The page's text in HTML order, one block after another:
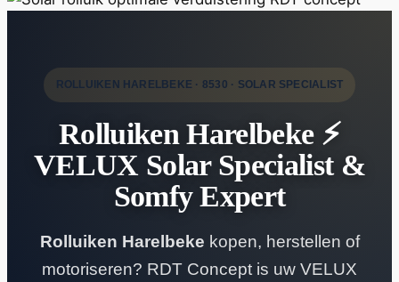
ROLLUIKEN HARELBEKE · 8530 · SOLAR SPECIALIST
Rolluiken Harelbeke ⚡
VELUX Solar Specialist &
Somfy Expert
Rolluiken Harelbeke kopen, herstellen of
motoriseren? RDT Concept is uw VELUX